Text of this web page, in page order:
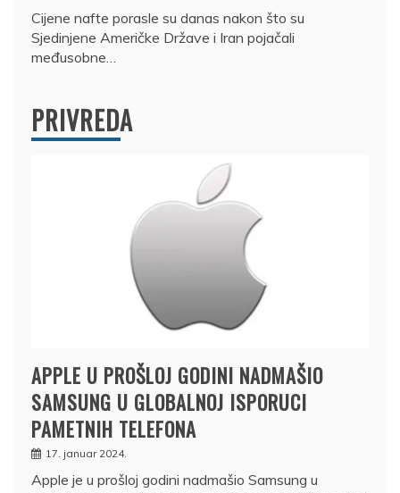
Cijene nafte porasle su danas nakon što su
Sjedinjene Američke Države i Iran pojačali
međusobne…
PRIVREDA
APPLE U PROŠLOJ GODINI NADMAŠIO
SAMSUNG U GLOBALNOJ ISPORUCI
PAMETNIH TELEFONA
17. januar 2024.
Apple je u prošloj godini nadmašio Samsung u